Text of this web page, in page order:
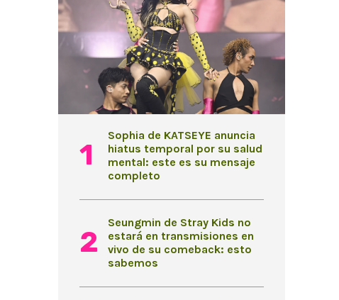
Sophia de KATSEYE anuncia
hiatus temporal por su salud
mental: este es su mensaje
completo
Seungmin de Stray Kids no
estará en transmisiones en
vivo de su comeback: esto
sabemos